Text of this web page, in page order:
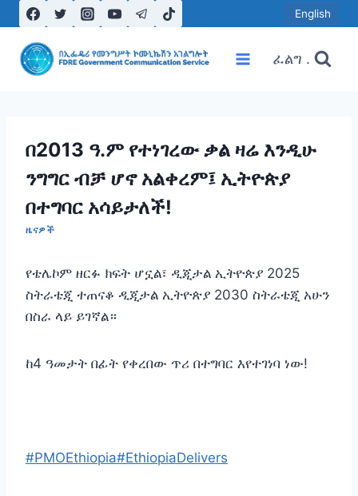
to
content
English
ፈልግ .
በ2013 ዓ.ም የተነገረው ቃል ዛሬ እንዲሁ
ንግግር ብቻ ሆኖ አልቀረም፤ ኢትዮጵያ
በተግባር አሳይታለች!
ዜናዎች
‎የቴሌኮም ዘርፉ ክፍት ሆኗል፣ ዲጂታል ኢትዮጵያ 2025
ስትራቴጂ ተጠናቆ ዲጂታል ኢትዮጵያ 2030 ስትራቴጂ አሁን
በስራ ላይ ይገኛል።
‎ከ4 ዓመታት በፊት የቀረበው ጥሪ በተግባር እየተገነባ ነው!
#PMOEthiopia#EthiopiaDelivers